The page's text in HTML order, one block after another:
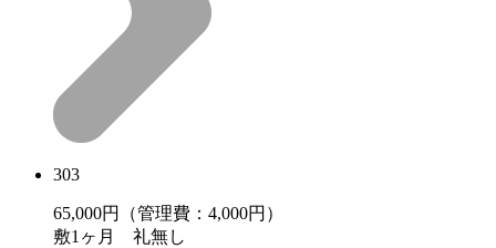
303
65,000円（管理費：4,000円）
敷1ヶ月 礼無し